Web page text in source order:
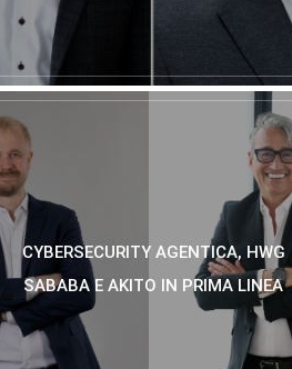
CYBERSECURITY AGENTICA, HWG
SABABA E AKITO IN PRIMA LINEA